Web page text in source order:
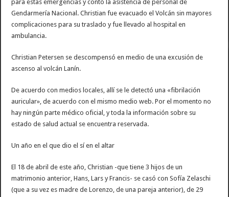
para estas emergencias y contó la asistencia de personal de
Gendarmería Nacional. Christian fue evacuado el Volcán sin mayores
complicaciones para su traslado y fue llevado al hospital en
ambulancia.
Christian Petersen se descompensó en medio de una excusión de
ascenso al volcán Lanín.
De acuerdo con medios locales, allí se le detectó una «fibrilación
auricular», de acuerdo con el mismo medio web. Por el momento no
hay ningún parte médico oficial, y toda la información sobre su
estado de salud actual se encuentra reservada.
Un año en el que dio el sí en el altar
El 18 de abril de este año, Christian -que tiene 3 hijos de un
matrimonio anterior, Hans, Lars y Francis- se casó con Sofía Zelaschi
(que a su vez es madre de Lorenzo, de una pareja anterior), de 29